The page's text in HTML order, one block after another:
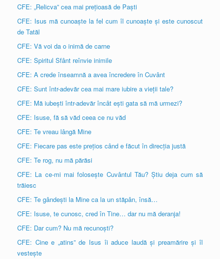
CFE: „Relicva” cea mai prețioasă de Paști
CFE: Isus mă cunoaște la fel cum îl cunoaște și este cunoscut
de Tatăl
CFE: Vă voi da o inimă de carne
CFE: Spiritul Sfânt reînvie inimile
CFE: A crede înseamnă a avea încredere în Cuvânt
CFE: Sunt într-adevăr cea mai mare iubire a vieții tale?
CFE: Mă iubești într-adevăr încât ești gata să mă urmezi?
CFE: Isuse, fă să văd ceea ce nu văd
CFE: Te vreau lângă Mine
CFE: Fiecare pas este prețios când e făcut în direcția justă
CFE: Te rog, nu mă părăsi
CFE: La ce-mi mai folosește Cuvântul Tău? Știu deja cum să
trăiesc
CFE: Te gândești la Mine ca la un stăpân, însă…
CFE: Isuse, te cunosc, cred în Tine… dar nu mă deranja!
CFE: Dar cum? Nu mă recunoști?
CFE: Cine e „atins” de Isus îi aduce laudă și preamărire și îl
vestește